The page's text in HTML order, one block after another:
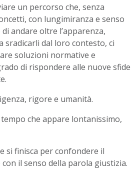
un percorso che, senza
con lungimiranza e senso
andare oltre l’apparenza,
sradicarli dal loro contesto, ci
soluzioni normative e
di rispondere alle nuove sfide
rigore e umanità.
che appare lontanissimo,
si finisca per confondere il
il senso della parola giustizia.